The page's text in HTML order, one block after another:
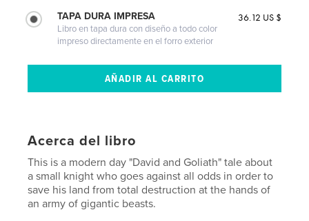
TAPA DURA IMPRESA
Libro en tapa dura con diseño a todo color
impreso directamente en el forro exterior
36.12 US $
Acerca del libro
This is a modern day "David and Goliath" tale about
a small knight who goes against all odds in order to
save his land from total destruction at the hands of
an army of gigantic beasts.